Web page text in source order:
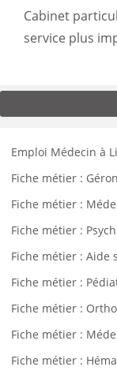
Cabinet
service plus
Emploi Médecin à
Fiche métier :
Fiche métier :
Fiche métier :
Fiche métier : Aide
Fiche métier :
Fiche métier :
Fiche métier :
Fiche métier :